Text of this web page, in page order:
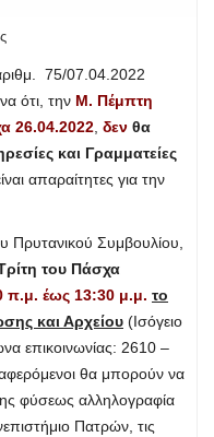
75/07.04.2022
ότι, την Μ. Πέμπτη
26.04.2022 δεν θα
και Γραμματείες
απαραίτητες για την
Συμβουλίου,
του Πάσχα
π.μ. έως 13:30 μ.μ. το
και Αρχείου (Ισόγειο
επικοινωνίας: 2610 –
θα μπορούν να
φύσεως αλληλογραφία
Πατρών, τις